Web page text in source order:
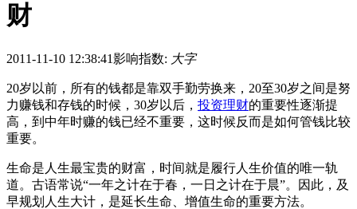
财
2011-11-10 12:38:41影响指数: 大字
20岁以前，所有的钱都是靠双手勤劳换来，20至30岁之间是努
力赚钱和存钱的时候，30岁以后， 投资理财的重要性逐渐提
高，到中年时赚的钱已经不重要，这时候反而是如何管钱比较
重要。
生命是人生最宝贵的财富，时间就是履行人生价值的唯一轨
道。古语常说“一年之计在于春，一日之计在于晨”。因此，及
早规划人生大计，是延长生命、增值生命的重要方法。